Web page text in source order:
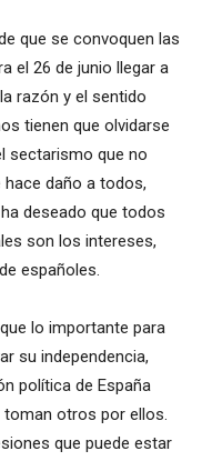
que se convoquen las
el 26 de junio llegar a
razón y el sentido
tienen que olvidarse
sectarismo que no
daño a todos,
deseado que todos
son los intereses,
españoles.
lo importante para
su independencia,
política de España
otros por ellos.
que puede estar